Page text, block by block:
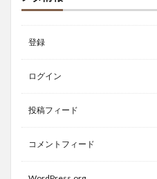
登録
ログイン
投稿フィード
コメントフィード